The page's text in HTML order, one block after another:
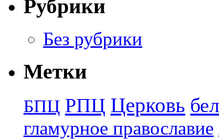
Рубрики
Без рубрики
Метки
БПЦ РПЦ Церковь
гламурное православие